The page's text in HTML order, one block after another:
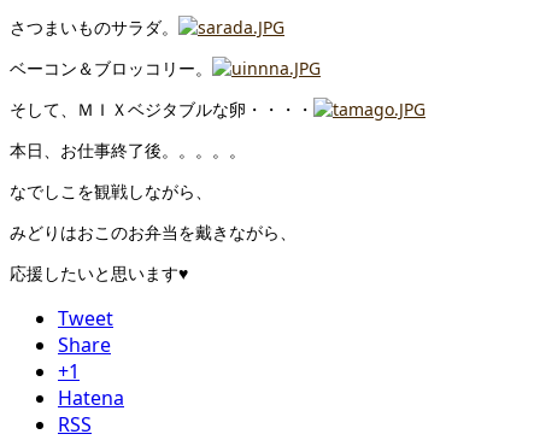
さつまいものサラダ。
ベーコン＆ブロッコリー。
そして、ＭＩＸベジタブルな卵・・・・
本日、お仕事終了後。。。。。
なでしこを観戦しながら、
みどりはおこのお弁当を戴きながら、
応援したいと思います♥
Tweet
Share
+1
Hatena
RSS